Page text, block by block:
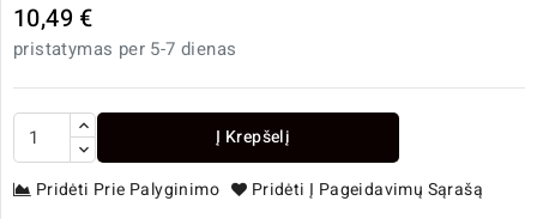
10,49 €
pristatymas per 5-7 dienas
Į Krepšelį
Pridėti Prie Palyginimo Pridėti Į Pageidavimų Sąrašą